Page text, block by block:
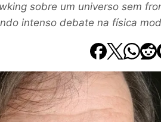
sobre um universo sem
intenso debate na física